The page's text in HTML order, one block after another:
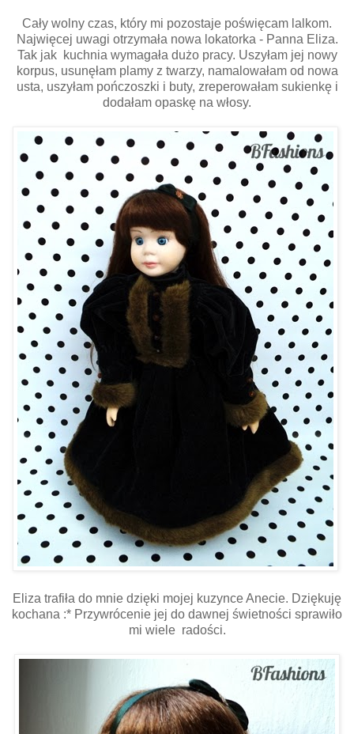
Cały wolny czas, który mi pozostaje poświęcam lalkom.
Najwięcej uwagi otrzymała nowa lokatorka - Panna Eliza.
Tak jak kuchnia wymagała dużo pracy. Uszyłam jej nowy
korpus, usunęłam plamy z twarzy, namalowałam od nowa
usta, uszyłam pończoszki i buty, zreperowałam sukienkę i
dodałam opaskę na włosy.
Eliza trafiła do mnie dzięki mojej kuzynce Anecie. Dziękuję
kochana :* Przywrócenie jej do dawnej świetności sprawiło
mi wiele radości.